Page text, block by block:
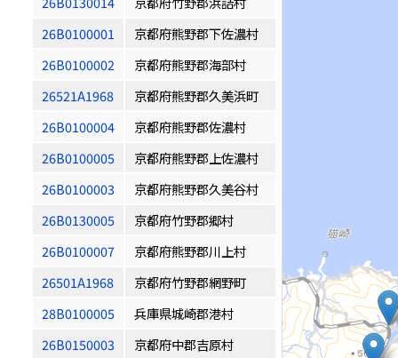
26B0100001
京都府熊野郡下佐濃村
26B0100002
京都府熊野郡海部村
26521A1968
京都府熊野郡久美浜町
26B0100004
京都府熊野郡佐濃村
26B0100005
京都府熊野郡上佐濃村
26B0100003
京都府熊野郡久美谷村
26B0130005
京都府竹野郡郷村
26B0100007
京都府熊野郡川上村
26501A1968
京都府竹野郡網野町
28B0100005
兵庫県城崎郡港村
26B0150003
京都府中郡吉原村